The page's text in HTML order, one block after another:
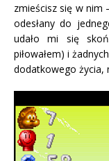
zmieścisz się w nim
odesłany do
udało mi się
piłowałem) i
dodatkowego życia,